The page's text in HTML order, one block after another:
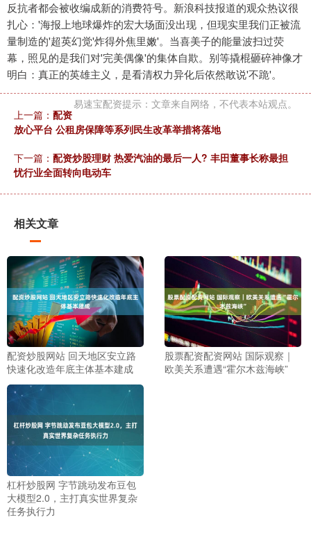
反抗者都会被收编成新的消费符号。新浪科技报道的观众热议很
扎心：'海报上地球爆炸的宏大场面没出现，但现实里我们正被流
量制造的'超英幻觉'炸得外焦里嫩'。当喜美子的能量波扫过荧
幕，照见的是我们对'完美偶像'的集体自欺。别等撬棍砸碎神像才
明白：真正的英雄主义，是看清权力异化后依然敢说'不跪'。
易速宝配资提示：文章来自网络，不代表本站观点。
上一篇： 配资
放心平台 公租房保障等系列民生改革举措将落地
下一篇： 配资炒股理财 热爱汽油的最后一人? 丰田董事长称最担
忧行业全面转向电动车
相关文章
配资炒股网站 回天地区安立路
快速化改造年底主体基本建成
股票配资配资网站 国际观察｜
欧美关系遭遇“霍尔木兹海峡”
杠杆炒股网 字节跳动发布豆包
大模型2.0，主打真实世界复杂
任务执行力